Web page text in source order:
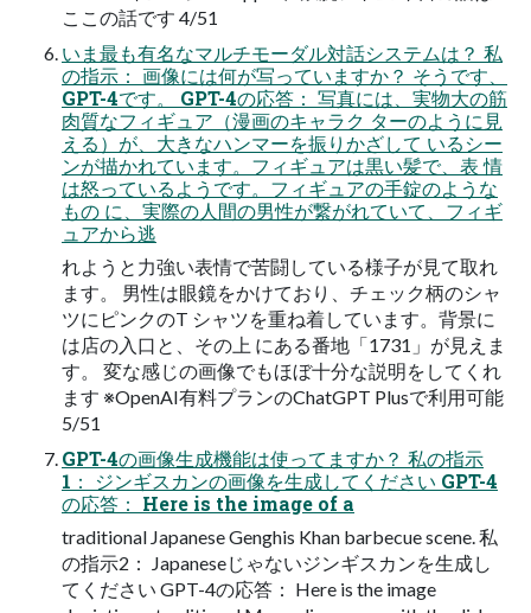
ここの話です 4/51
いま最も有名なマルチモーダル対話システムは？ 私
の指示： 画像には何が写っていますか？ そうです、
GPT-4です。 GPT-4の応答： 写真には、実物大の筋
肉質なフィギュア（漫画のキャラク ターのように見
える）が、大きなハンマーを振りかざして いるシー
ンが描かれています。フィギュアは黒い髪で、表 情
は怒っているようです。フィギュアの手錠のような
もの に、実際の人間の男性が繋がれていて、フィギ
ュアから逃
れようと力強い表情で苦闘している様子が見て取れ
ます。 男性は眼鏡をかけており、チェック柄のシャ
ツにピンクのT シャツを重ね着しています。背景に
は店の入口と、その上 にある番地「1731」が見えま
す。 変な感じの画像でもほぼ十分な説明をしてくれ
ます ※OpenAI有料プランのChatGPT Plusで利用可能
5/51
GPT-4の画像生成機能は使ってますか？ 私の指示
1： ジンギスカンの画像を生成してください GPT-4
の応答： Here is the image of a
traditional Japanese Genghis Khan barbecue scene. 私
の指示2： Japaneseじゃないジンギスカンを生成し
てください GPT-4の応答： Here is the image